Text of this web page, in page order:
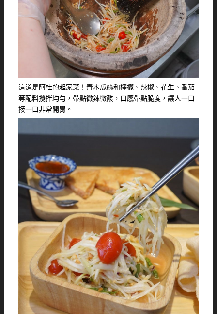
這道是阿杜的起家菜！青木瓜絲和檸檬、辣椒、花生、番茄
等配料攪拌均勻，帶點微辣微酸，口感帶點脆度，讓人一口
接一口非常開胃。